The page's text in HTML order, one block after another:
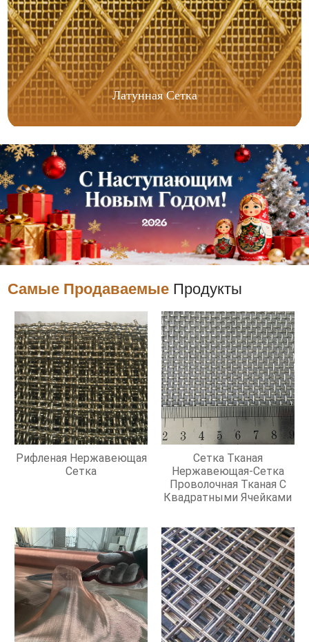
Латунная Сетка
Самые Продаваемые Продукты
Рифленая Нержавеющая
Сетка
Сетка Тканая
Нержавеющая-Сетка
Проволочная Тканая С
Квадратными Ячейками